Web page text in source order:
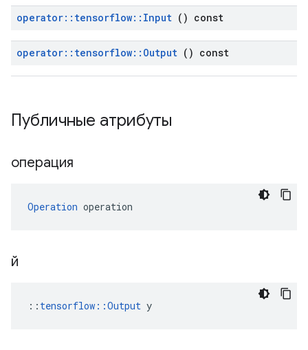
operator:: tensorflow:: Input () const
operator:: tensorflow:: Output () const
Публичные атрибуты
операция
Operation operation
й
:: tensorflow::Output y